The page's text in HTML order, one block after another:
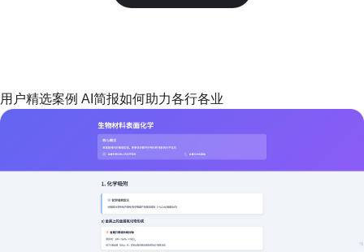
用户精选案例 AI简报如何助力各行各业